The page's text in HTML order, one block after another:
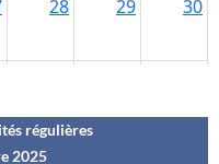
régulières
2025